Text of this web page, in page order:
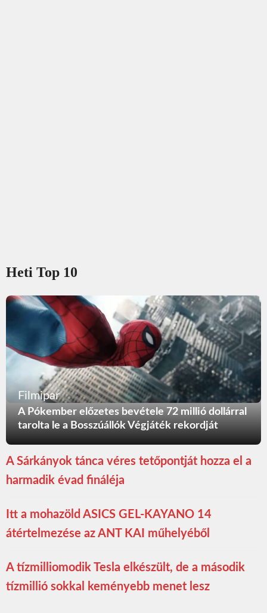
Heti Top 10
Filmipar
A Pókember előzetes bevétele 72 millió dollárral
tarolta le a Bosszúállók Végjáték rekordját
A Sárkányok tánca véres tetőpontját hozza el a
harmadik évad fináléja
Itt a mohazöld ASICS GEL-KAYANO 14
átértelmezése az ANT KAI műhelyéből
A tízmilliomodik Tesla elkészült, de a második
tízmillió sokkal keményebb menet lesz